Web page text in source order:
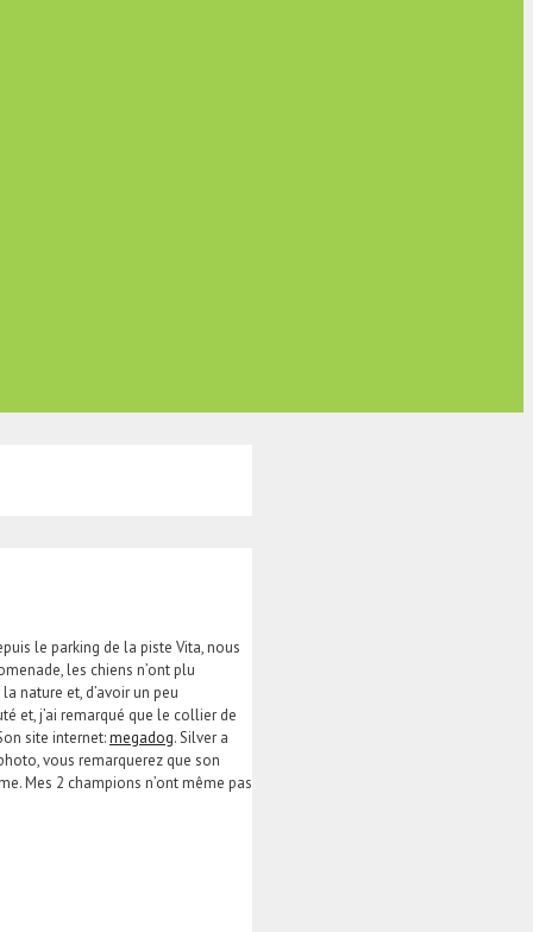
le parking de la piste Vita, nous
les chiens n’ont plu
nature et, d’avoir un peu
et, j’ai remarqué que le collier de
site internet:megadog. Silver a
vous remarquerez que son
Mes 2 champions n’ont même pas